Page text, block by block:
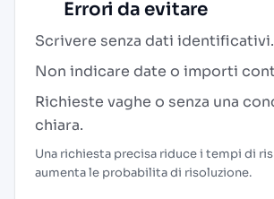
Errori da evitare
Scrivere senza dati identificativi.
Non indicare date o importi
Richieste vaghe o senza una
chiara.
Una richiesta precisa riduce i tempi di
aumenta le probabilita di risoluzione.